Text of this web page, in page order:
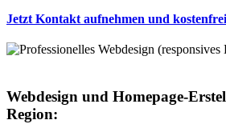
Jetzt Kontakt aufnehmen und
Webdesign und Homepage-
Region: